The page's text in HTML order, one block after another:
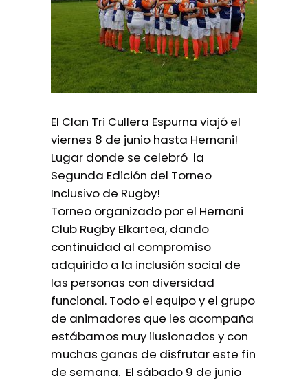
El Clan Tri Cullera Espurna viajó el
viernes 8 de junio hasta Hernani!
Lugar donde se celebró la
Segunda Edición del Torneo
Inclusivo de Rugby!
Torneo organizado por el Hernani
Club Rugby Elkartea, dando
continuidad al compromiso
adquirido a la inclusión social de
las personas con diversidad
funcional. Todo el equipo y el grupo
de animadores que les acompaña
estábamos muy ilusionados y con
muchas ganas de disfrutar este fin
de semana. El sábado 9 de junio